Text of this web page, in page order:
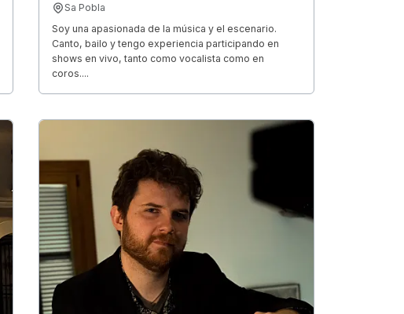
Sa Pobla
Soy una apasionada de la música y el escenario.
Canto, bailo y tengo experiencia participando en
shows en vivo, tanto como vocalista como en
coros....